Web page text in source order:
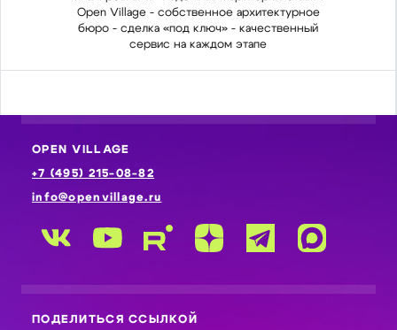
Open Village - собственное архитектурное
бюро - сделка «под ключ» - качественный
сервис на каждом этапе
OPEN VILLAGE
+7 (495) 215-08-82
info@openvillage.ru
ПОДЕЛИТЬСЯ ССЫЛКОЙ